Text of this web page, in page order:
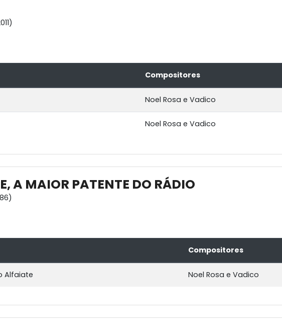
Compositores
Noel Rosa e Vadico
Noel Rosa e Vadico
A MAIOR PATENTE DO RÁDIO
Compositores
Alfaiate Noel Rosa e Vadico